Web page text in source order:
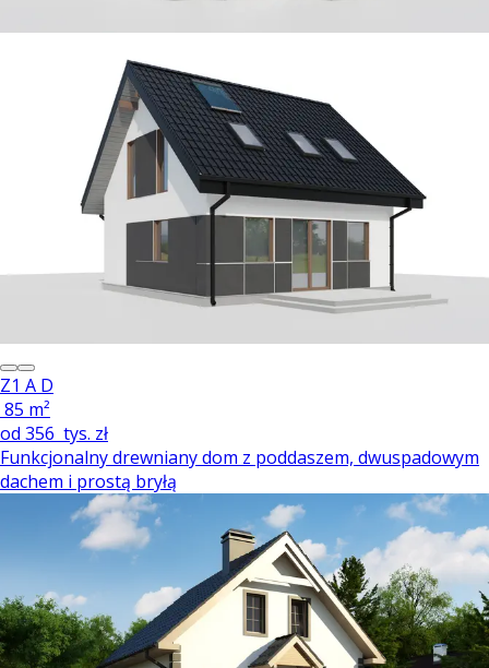
Z1 A D
85 m²
od 356 tys. zł
Funkcjonalny drewniany dom z poddaszem, dwuspadowym
dachem i prostą bryłą